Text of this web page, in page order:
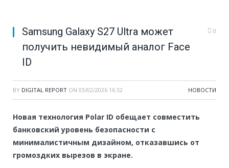
Samsung Galaxy S27 Ultra может
получить невидимый аналог Face
ID
0
BY DIGITAL REPORT ON 03/02/2026 16:32 НОВОСТИ
Новая технология Polar ID обещает совместить
банковский уровень безопасности с
минималистичным дизайном, отказавшись от
громоздких вырезов в экране.